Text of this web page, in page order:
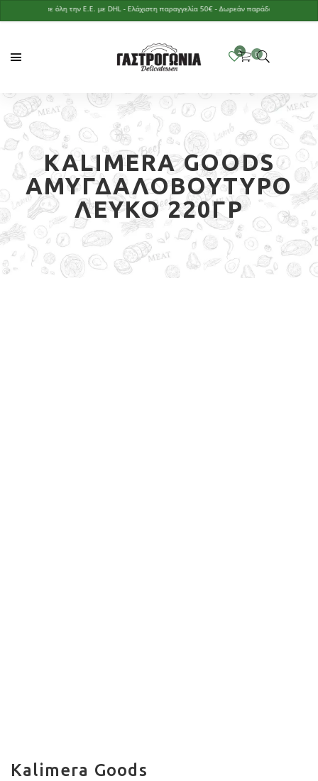
σε όλη την Ε.Ε. με DHL - Ελάχιστη παραγγελία 50€ - Δωρεάν παράδοση με παραγγελία
KALIMERA GOODS
ΑΜΥΓΔΑΛΟΒΟΎΤΥΡΟ
ΛΕΥΚΌ 220ΓΡ
Kalimera Goods